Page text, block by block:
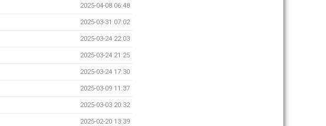
2025-04-08 06:48
2025-03-31 07:02
2025-03-24 22:03
2025-03-24 21:25
2025-03-24 17:30
2025-03-09 11:37
2025-03-03 20:32
2025-02-20 13:39